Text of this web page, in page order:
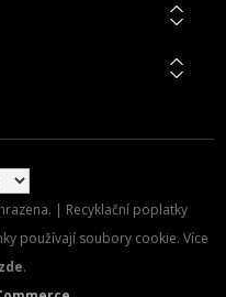
| Recyklační poplatky
používají soubory cookie. Více
zde.